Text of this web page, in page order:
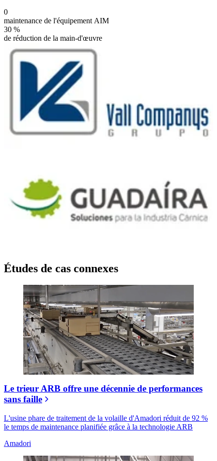
0
maintenance de l'équipement AIM
30 %
de réduction de la main-d'œuvre
Études de cas connexes
Le trieur ARB offre une décennie de performances
sans faille
L'usine phare de traitement de la volaille d'Amadori réduit de 92 %
le temps de maintenance planifiée grâce à la technologie ARB
Amadori